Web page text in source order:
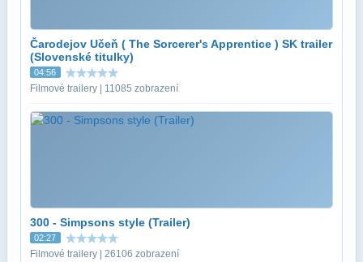
Čarodejov Učeň ( The Sorcerer's Apprentice ) SK trailer
(Slovenské titulky)
04:56
Filmové trailery | 11085 zobrazení
300 - Simpsons style (Trailer)
02:27
Filmové trailery | 26106 zobrazení